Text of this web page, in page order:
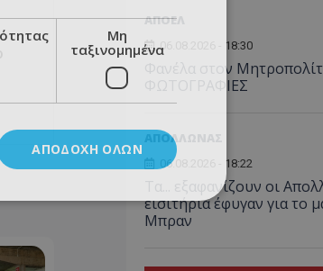
ΑΠΟΕΛ
06.08.2026 - 18:30
Φανέλα στον
ΦΩΤΟΓΡΑΦΙΕΣ
ΑΠΟΛΛΩΝΑΣ
06.08.2026 - 18:22
Τα... εξαφανίζουν οι
εισιτήρια έφυγαν για το
Μπραν
Μη
ταξινομημένα
ΑΠΟΔΟΧΉ ΌΛΩΝ